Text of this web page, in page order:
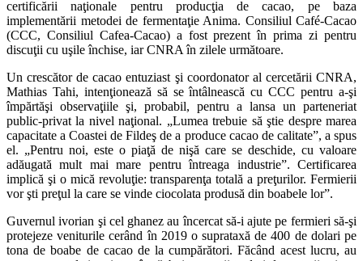
certificării naţionale pentru producţia de cacao, pe baza
implementării metodei de fermentaţie Anima. Consiliul Café-Cacao
(CCC, Consiliul Cafea-Cacao) a fost prezent în prima zi pentru
discuţii cu uşile închise, iar CNRA în zilele următoare.
Un crescător de cacao entuziast şi coordonator al cercetării CNRA,
Mathias Tahi, intenţionează să se întâlnească cu CCC pentru a-şi
împărtăşi observaţiile şi, probabil, pentru a lansa un parteneriat
public-privat la nivel naţional. „Lumea trebuie să ştie despre marea
capacitate a Coastei de Fildeş de a produce cacao de calitate”, a spus
el. „Pentru noi, este o piaţă de nişă care se deschide, cu valoare
adăugată mult mai mare pentru întreaga industrie”. Certificarea
implică şi o mică revoluţie: transparenţa totală a preţurilor. Fermierii
vor şti preţul la care se vinde ciocolata produsă din boabele lor”.
Guvernul ivorian şi cel ghanez au încercat să-i ajute pe fermieri să-şi
protejeze veniturile cerând în 2019 o suprataxă de 400 de dolari pe
tona de boabe de cacao de la cumpărători. Făcând acest lucru, au